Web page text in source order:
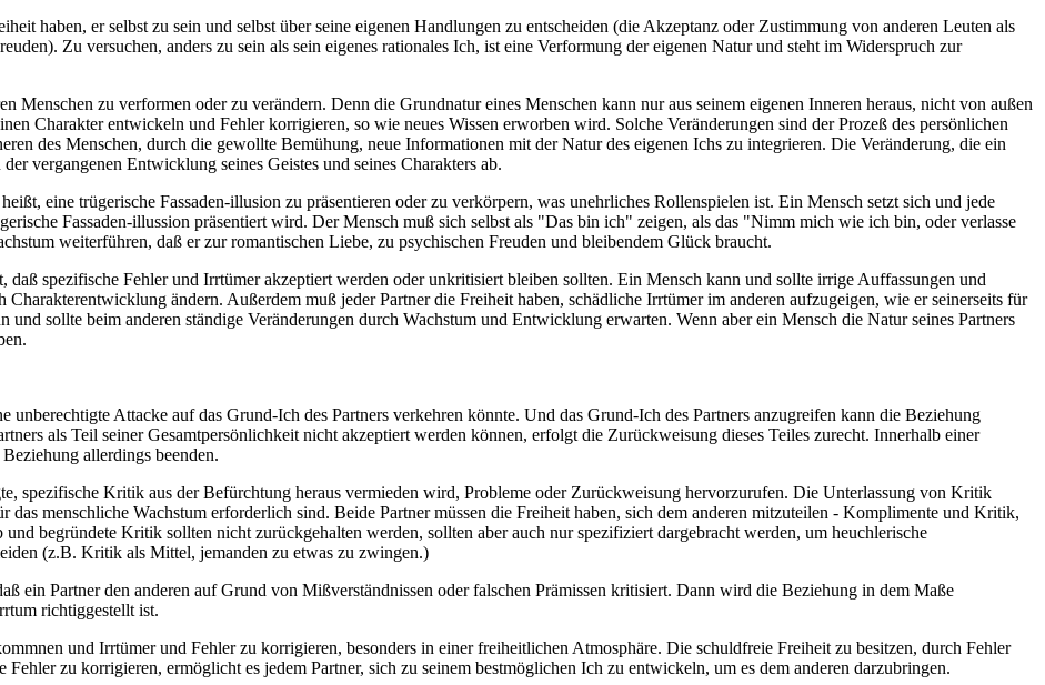
haben, er selbst zu sein und selbst über seine eigenen Handlungen zu entscheiden (die Akzeptanz oder Zustimmung von anderen Leuten als
Zu versuchen, anders zu sein als sein eigenes rationales Ich, ist eine Verformung der eigenen Natur und steht im Widerspruch zur
Menschen zu verformen oder zu verändern. Denn die Grundnatur eines Menschen kann nur aus seinem eigenen Inneren heraus, nicht von außen
Charakter entwickeln und Fehler korrigieren, so wie neues Wissen erworben wird. Solche Veränderungen sind der Prozeß des persönlichen
des Menschen, durch die gewollte Bemühung, neue Informationen mit der Natur des eigenen Ichs zu integrieren. Die Veränderung, die ein
vergangenen Entwicklung seines Geistes und seines Charakters ab.
eine trügerische Fassaden-illusion zu präsentieren oder zu verkörpern, was unehrliches Rollenspielen ist. Ein Mensch setzt sich und jede
Fassaden-illussion präsentiert wird. Der Mensch muß sich selbst als "Das bin ich" zeigen, als das "Nimm mich wie ich bin, oder verlasse
weiterführen, daß er zur romantischen Liebe, zu psychischen Freuden und bleibendem Glück braucht.
spezifische Fehler und Irrtümer akzeptiert werden oder unkritisiert bleiben sollten. Ein Mensch kann und sollte irrige Auffassungen und
ändern. Außerdem muß jeder Partner die Freiheit haben, schädliche Irrtümer im anderen aufzugeigen, wie er seinerseits für
sollte beim anderen ständige Veränderungen durch Wachstum und Entwicklung erwarten. Wenn aber ein Mensch die Natur seines Partners
unberechtigte Attacke auf das Grund-Ich des Partners verkehren könnte. Und das Grund-Ich des Partners anzugreifen kann die Beziehung
als Teil seiner Gesamtpersönlichkeit nicht akzeptiert werden können, erfolgt die Zurückweisung dieses Teiles zurecht. Innerhalb einer
allerdings beenden.
spezifische Kritik aus der Befürchtung heraus vermieden wird, Probleme oder Zurückweisung hervorzurufen. Die Unterlassung von Kritik
menschliche Wachstum erforderlich sind. Beide Partner müssen die Freiheit haben, sich dem anderen mitzuteilen - Komplimente und Kritik,
begründete Kritik sollten nicht zurückgehalten werden, sollten aber auch nur spezifiziert dargebracht werden, um heuchlerische
(z.B. Kritik als Mittel, jemanden zu etwas zu zwingen.)
ein Partner den anderen auf Grund von Mißverständnissen oder falschen Prämissen kritisiert. Dann wird die Beziehung in dem Maße
richtiggestellt ist.
und Irrtümer und Fehler zu korrigieren, besonders in einer freiheitlichen Atmosphäre. Die schuldfreie Freiheit zu besitzen, durch Fehler
zu korrigieren, ermöglicht es jedem Partner, sich zu seinem bestmöglichen Ich zu entwickeln, um es dem anderen darzubringen.